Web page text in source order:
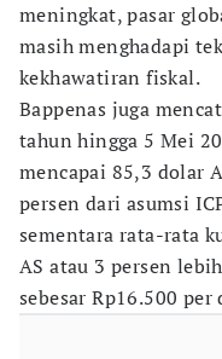
meningkat, pasar
masih menghadapi
kekhawatiran fiskal.
Bappenas juga
tahun hingga 5 Mei
mencapai 85,3 dolar
persen dari asumsi
sementara rata-rata
AS atau 3 persen
sebesar Rp16.500 per